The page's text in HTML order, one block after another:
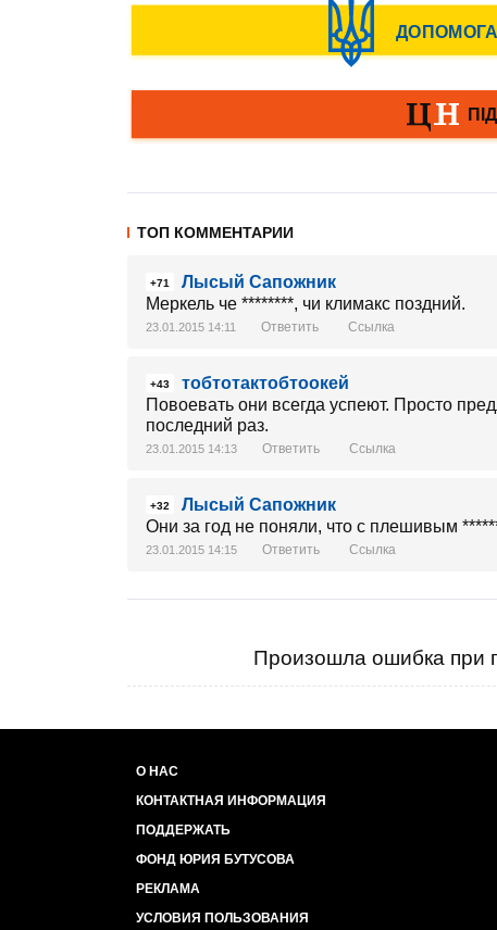
ТОП КОММЕНТАРИИ
+71
Лысый Сапожник
Меркель че ********, чи климакс поздний.
23.01.2015 14:11 Ответить Ссылка
+43
тобтотактобтоокей
Повоевать они всегда успеют. Просто
последний раз.
23.01.2015 14:13 Ответить Ссылка
+32
Лысый Сапожник
Они за год не поняли, что с плешивым
23.01.2015 14:15 Ответить Ссылка
Произошла ошибка при
О НАС
КОНТАКТНАЯ ИНФОРМАЦИЯ
ПОДДЕРЖАТЬ
ФОНД ЮРИЯ БУТУСОВА
РЕКЛАМА
УСЛОВИЯ ПОЛЬЗОВАНИЯ